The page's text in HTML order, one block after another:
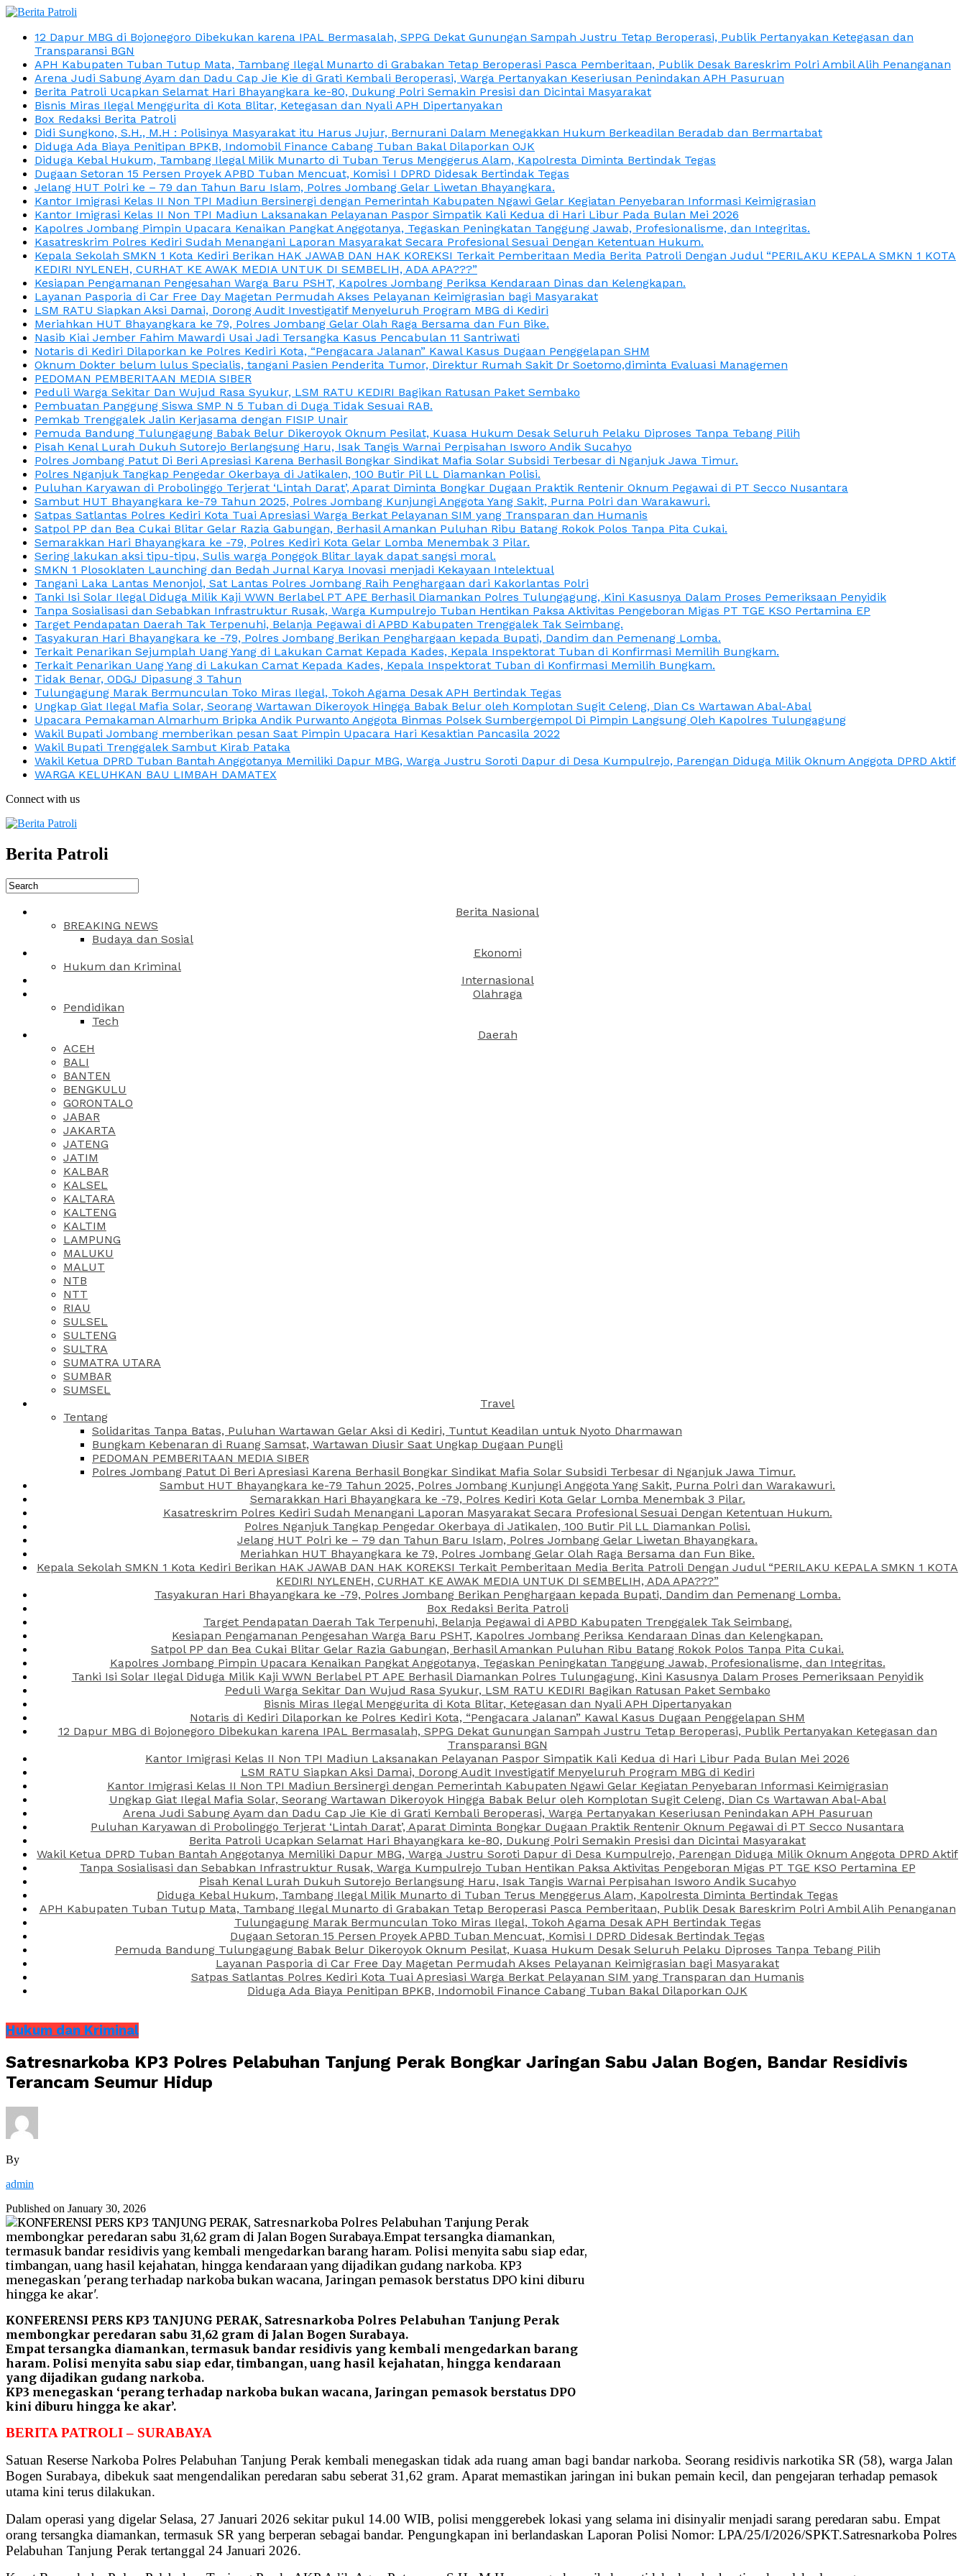
12 Dapur MBG di Bojonegoro Dibekukan karena IPAL Bermasalah, SPPG Dekat Gunungan Sampah Justru Tetap Beroperasi, Publik Pertanyakan Ketegasan dan
Transparansi BGN
APH Kabupaten Tuban Tutup Mata, Tambang Ilegal Munarto di Grabakan Tetap Beroperasi Pasca Pemberitaan, Publik Desak Bareskrim Polri Ambil Alih Penanganan
Arena Judi Sabung Ayam dan Dadu Cap Jie Kie di Grati Kembali Beroperasi, Warga Pertanyakan Keseriusan Penindakan APH Pasuruan
Berita Patroli Ucapkan Selamat Hari Bhayangkara ke-80, Dukung Polri Semakin Presisi dan Dicintai Masyarakat
Bisnis Miras Ilegal Menggurita di Kota Blitar, Ketegasan dan Nyali APH Dipertanyakan
Box Redaksi Berita Patroli
Didi Sungkono, S.H., M.H : Polisinya Masyarakat itu Harus Jujur, Bernurani Dalam Menegakkan Hukum Berkeadilan Beradab dan Bermartabat
Diduga Ada Biaya Penitipan BPKB, Indomobil Finance Cabang Tuban Bakal Dilaporkan OJK
Diduga Kebal Hukum, Tambang Ilegal Milik Munarto di Tuban Terus Menggerus Alam, Kapolresta Diminta Bertindak Tegas
Dugaan Setoran 15 Persen Proyek APBD Tuban Mencuat, Komisi I DPRD Didesak Bertindak Tegas
Jelang HUT Polri ke – 79 dan Tahun Baru Islam, Polres Jombang Gelar Liwetan Bhayangkara.
Kantor Imigrasi Kelas II Non TPI Madiun Bersinergi dengan Pemerintah Kabupaten Ngawi Gelar Kegiatan Penyebaran Informasi Keimigrasian
Kantor Imigrasi Kelas II Non TPI Madiun Laksanakan Pelayanan Paspor Simpatik Kali Kedua di Hari Libur Pada Bulan Mei 2026
Kapolres Jombang Pimpin Upacara Kenaikan Pangkat Anggotanya, Tegaskan Peningkatan Tanggung Jawab, Profesionalisme, dan Integritas.
Kasatreskrim Polres Kediri Sudah Menangani Laporan Masyarakat Secara Profesional Sesuai Dengan Ketentuan Hukum.
Kepala Sekolah SMKN 1 Kota Kediri Berikan HAK JAWAB DAN HAK KOREKSI Terkait Pemberitaan Media Berita Patroli Dengan Judul “PERILAKU KEPALA SMKN 1 KOTA
KEDIRI NYLENEH, CURHAT KE AWAK MEDIA UNTUK DI SEMBELIH, ADA APA???”
Kesiapan Pengamanan Pengesahan Warga Baru PSHT, Kapolres Jombang Periksa Kendaraan Dinas dan Kelengkapan.
Layanan Pasporia di Car Free Day Magetan Permudah Akses Pelayanan Keimigrasian bagi Masyarakat
LSM RATU Siapkan Aksi Damai, Dorong Audit Investigatif Menyeluruh Program MBG di Kediri
Meriahkan HUT Bhayangkara ke 79, Polres Jombang Gelar Olah Raga Bersama dan Fun Bike.
Nasib Kiai Jember Fahim Mawardi Usai Jadi Tersangka Kasus Pencabulan 11 Santriwati
Notaris di Kediri Dilaporkan ke Polres Kediri Kota, “Pengacara Jalanan” Kawal Kasus Dugaan Penggelapan SHM
Oknum Dokter belum lulus Specialis, tangani Pasien Penderita Tumor, Direktur Rumah Sakit Dr Soetomo,diminta Evaluasi Managemen
PEDOMAN PEMBERITAAN MEDIA SIBER
Peduli Warga Sekitar Dan Wujud Rasa Syukur, LSM RATU KEDIRI Bagikan Ratusan Paket Sembako
Pembuatan Panggung Siswa SMP N 5 Tuban di Duga Tidak Sesuai RAB.
Pemkab Trenggalek Jalin Kerjasama dengan FISIP Unair
Pemuda Bandung Tulungagung Babak Belur Dikeroyok Oknum Pesilat, Kuasa Hukum Desak Seluruh Pelaku Diproses Tanpa Tebang Pilih
Pisah Kenal Lurah Dukuh Sutorejo Berlangsung Haru, Isak Tangis Warnai Perpisahan Isworo Andik Sucahyo
Polres Jombang Patut Di Beri Apresiasi Karena Berhasil Bongkar Sindikat Mafia Solar Subsidi Terbesar di Nganjuk Jawa Timur.
Polres Nganjuk Tangkap Pengedar Okerbaya di Jatikalen, 100 Butir Pil LL Diamankan Polisi.
Puluhan Karyawan di Probolinggo Terjerat ‘Lintah Darat’, Aparat Diminta Bongkar Dugaan Praktik Rentenir Oknum Pegawai di PT Secco Nusantara
Sambut HUT Bhayangkara ke-79 Tahun 2025, Polres Jombang Kunjungi Anggota Yang Sakit, Purna Polri dan Warakawuri.
Satpas Satlantas Polres Kediri Kota Tuai Apresiasi Warga Berkat Pelayanan SIM yang Transparan dan Humanis
Satpol PP dan Bea Cukai Blitar Gelar Razia Gabungan, Berhasil Amankan Puluhan Ribu Batang Rokok Polos Tanpa Pita Cukai.
Semarakkan Hari Bhayangkara ke -79, Polres Kediri Kota Gelar Lomba Menembak 3 Pilar.
Sering lakukan aksi tipu-tipu, Sulis warga Ponggok Blitar layak dapat sangsi moral.
SMKN 1 Plosoklaten Launching dan Bedah Jurnal Karya Inovasi menjadi Kekayaan Intelektual
Tangani Laka Lantas Menonjol, Sat Lantas Polres Jombang Raih Penghargaan dari Kakorlantas Polri
Tanki Isi Solar Ilegal Diduga Milik Kaji WWN Berlabel PT APE Berhasil Diamankan Polres Tulungagung, Kini Kasusnya Dalam Proses Pemeriksaan Penyidik
Tanpa Sosialisasi dan Sebabkan Infrastruktur Rusak, Warga Kumpulrejo Tuban Hentikan Paksa Aktivitas Pengeboran Migas PT TGE KSO Pertamina EP
Target Pendapatan Daerah Tak Terpenuhi, Belanja Pegawai di APBD Kabupaten Trenggalek Tak Seimbang.
Tasyakuran Hari Bhayangkara ke -79, Polres Jombang Berikan Penghargaan kepada Bupati, Dandim dan Pemenang Lomba.
Terkait Penarikan Sejumplah Uang Yang di Lakukan Camat Kepada Kades, Kepala Inspektorat Tuban di Konfirmasi Memilih Bungkam.
Terkait Penarikan Uang Yang di Lakukan Camat Kepada Kades, Kepala Inspektorat Tuban di Konfirmasi Memilih Bungkam.
Tidak Benar, ODGJ Dipasung 3 Tahun
Tulungagung Marak Bermunculan Toko Miras Ilegal, Tokoh Agama Desak APH Bertindak Tegas
Ungkap Giat Ilegal Mafia Solar, Seorang Wartawan Dikeroyok Hingga Babak Belur oleh Komplotan Sugit Celeng, Dian Cs Wartawan Abal-Abal
Upacara Pemakaman Almarhum Bripka Andik Purwanto Anggota Binmas Polsek Sumbergempol Di Pimpin Langsung Oleh Kapolres Tulungagung
Wakil Bupati Jombang memberikan pesan Saat Pimpin Upacara Hari Kesaktian Pancasila 2022
Wakil Bupati Trenggalek Sambut Kirab Pataka
Wakil Ketua DPRD Tuban Bantah Anggotanya Memiliki Dapur MBG, Warga Justru Soroti Dapur di Desa Kumpulrejo, Parengan Diduga Milik Oknum Anggota DPRD Aktif
WARGA KELUHKAN BAU LIMBAH DAMATEX
Connect with us
Berita Patroli
Berita Nasional
BREAKING NEWS
Budaya dan Sosial
Ekonomi
Hukum dan Kriminal
Internasional
Olahraga
Pendidikan
Tech
Daerah
ACEH
BALI
BANTEN
BENGKULU
GORONTALO
JABAR
JAKARTA
JATENG
JATIM
KALBAR
KALSEL
KALTARA
KALTENG
KALTIM
LAMPUNG
MALUKU
MALUT
NTB
NTT
RIAU
SULSEL
SULTENG
SULTRA
SUMATRA UTARA
SUMBAR
SUMSEL
Travel
Tentang
Solidaritas Tanpa Batas, Puluhan Wartawan Gelar Aksi di Kediri, Tuntut Keadilan untuk Nyoto Dharmawan
Bungkam Kebenaran di Ruang Samsat, Wartawan Diusir Saat Ungkap Dugaan Pungli
PEDOMAN PEMBERITAAN MEDIA SIBER
Polres Jombang Patut Di Beri Apresiasi Karena Berhasil Bongkar Sindikat Mafia Solar Subsidi Terbesar di Nganjuk Jawa Timur.
Sambut HUT Bhayangkara ke-79 Tahun 2025, Polres Jombang Kunjungi Anggota Yang Sakit, Purna Polri dan Warakawuri.
Semarakkan Hari Bhayangkara ke -79, Polres Kediri Kota Gelar Lomba Menembak 3 Pilar.
Kasatreskrim Polres Kediri Sudah Menangani Laporan Masyarakat Secara Profesional Sesuai Dengan Ketentuan Hukum.
Polres Nganjuk Tangkap Pengedar Okerbaya di Jatikalen, 100 Butir Pil LL Diamankan Polisi.
Jelang HUT Polri ke – 79 dan Tahun Baru Islam, Polres Jombang Gelar Liwetan Bhayangkara.
Meriahkan HUT Bhayangkara ke 79, Polres Jombang Gelar Olah Raga Bersama dan Fun Bike.
Kepala Sekolah SMKN 1 Kota Kediri Berikan HAK JAWAB DAN HAK KOREKSI Terkait Pemberitaan Media Berita Patroli Dengan Judul “PERILAKU KEPALA SMKN 1 KOTA
KEDIRI NYLENEH, CURHAT KE AWAK MEDIA UNTUK DI SEMBELIH, ADA APA???”
Tasyakuran Hari Bhayangkara ke -79, Polres Jombang Berikan Penghargaan kepada Bupati, Dandim dan Pemenang Lomba.
Box Redaksi Berita Patroli
Target Pendapatan Daerah Tak Terpenuhi, Belanja Pegawai di APBD Kabupaten Trenggalek Tak Seimbang.
Kesiapan Pengamanan Pengesahan Warga Baru PSHT, Kapolres Jombang Periksa Kendaraan Dinas dan Kelengkapan.
Satpol PP dan Bea Cukai Blitar Gelar Razia Gabungan, Berhasil Amankan Puluhan Ribu Batang Rokok Polos Tanpa Pita Cukai.
Kapolres Jombang Pimpin Upacara Kenaikan Pangkat Anggotanya, Tegaskan Peningkatan Tanggung Jawab, Profesionalisme, dan Integritas.
Tanki Isi Solar Ilegal Diduga Milik Kaji WWN Berlabel PT APE Berhasil Diamankan Polres Tulungagung, Kini Kasusnya Dalam Proses Pemeriksaan Penyidik
Peduli Warga Sekitar Dan Wujud Rasa Syukur, LSM RATU KEDIRI Bagikan Ratusan Paket Sembako
Bisnis Miras Ilegal Menggurita di Kota Blitar, Ketegasan dan Nyali APH Dipertanyakan
Notaris di Kediri Dilaporkan ke Polres Kediri Kota, “Pengacara Jalanan” Kawal Kasus Dugaan Penggelapan SHM
12 Dapur MBG di Bojonegoro Dibekukan karena IPAL Bermasalah, SPPG Dekat Gunungan Sampah Justru Tetap Beroperasi, Publik Pertanyakan Ketegasan dan
Transparansi BGN
Kantor Imigrasi Kelas II Non TPI Madiun Laksanakan Pelayanan Paspor Simpatik Kali Kedua di Hari Libur Pada Bulan Mei 2026
LSM RATU Siapkan Aksi Damai, Dorong Audit Investigatif Menyeluruh Program MBG di Kediri
Kantor Imigrasi Kelas II Non TPI Madiun Bersinergi dengan Pemerintah Kabupaten Ngawi Gelar Kegiatan Penyebaran Informasi Keimigrasian
Ungkap Giat Ilegal Mafia Solar, Seorang Wartawan Dikeroyok Hingga Babak Belur oleh Komplotan Sugit Celeng, Dian Cs Wartawan Abal-Abal
Arena Judi Sabung Ayam dan Dadu Cap Jie Kie di Grati Kembali Beroperasi, Warga Pertanyakan Keseriusan Penindakan APH Pasuruan
Puluhan Karyawan di Probolinggo Terjerat ‘Lintah Darat’, Aparat Diminta Bongkar Dugaan Praktik Rentenir Oknum Pegawai di PT Secco Nusantara
Berita Patroli Ucapkan Selamat Hari Bhayangkara ke-80, Dukung Polri Semakin Presisi dan Dicintai Masyarakat
Wakil Ketua DPRD Tuban Bantah Anggotanya Memiliki Dapur MBG, Warga Justru Soroti Dapur di Desa Kumpulrejo, Parengan Diduga Milik Oknum Anggota DPRD Aktif
Tanpa Sosialisasi dan Sebabkan Infrastruktur Rusak, Warga Kumpulrejo Tuban Hentikan Paksa Aktivitas Pengeboran Migas PT TGE KSO Pertamina EP
Pisah Kenal Lurah Dukuh Sutorejo Berlangsung Haru, Isak Tangis Warnai Perpisahan Isworo Andik Sucahyo
Diduga Kebal Hukum, Tambang Ilegal Milik Munarto di Tuban Terus Menggerus Alam, Kapolresta Diminta Bertindak Tegas
APH Kabupaten Tuban Tutup Mata, Tambang Ilegal Munarto di Grabakan Tetap Beroperasi Pasca Pemberitaan, Publik Desak Bareskrim Polri Ambil Alih Penanganan
Tulungagung Marak Bermunculan Toko Miras Ilegal, Tokoh Agama Desak APH Bertindak Tegas
Dugaan Setoran 15 Persen Proyek APBD Tuban Mencuat, Komisi I DPRD Didesak Bertindak Tegas
Pemuda Bandung Tulungagung Babak Belur Dikeroyok Oknum Pesilat, Kuasa Hukum Desak Seluruh Pelaku Diproses Tanpa Tebang Pilih
Layanan Pasporia di Car Free Day Magetan Permudah Akses Pelayanan Keimigrasian bagi Masyarakat
Satpas Satlantas Polres Kediri Kota Tuai Apresiasi Warga Berkat Pelayanan SIM yang Transparan dan Humanis
Diduga Ada Biaya Penitipan BPKB, Indomobil Finance Cabang Tuban Bakal Dilaporkan OJK
Hukum dan Kriminal
Satresnarkoba KP3 Polres Pelabuhan Tanjung Perak Bongkar Jaringan Sabu Jalan Bogen, Bandar Residivis
Terancam Seumur Hidup
By
admin
Published on January 30, 2026
KONFERENSI PERS KP3 TANJUNG PERAK, Satresnarkoba Polres Pelabuhan Tanjung Perak
membongkar peredaran sabu 31,62 gram di Jalan Bogen Surabaya.
Empat tersangka diamankan, termasuk bandar residivis yang kembali mengedarkan barang
haram. Polisi menyita sabu siap edar, timbangan, uang hasil kejahatan, hingga kendaraan
yang dijadikan gudang narkoba.
KP3 menegaskan ‘perang terhadap narkoba bukan wacana, Jaringan pemasok berstatus DPO
kini diburu hingga ke akar’.
BERITA PATROLI – SURABAYA
Satuan Reserse Narkoba Polres Pelabuhan Tanjung Perak kembali menegaskan tidak ada ruang aman bagi bandar narkoba. Seorang residivis narkotika SR (58), warga Jalan
Bogen Surabaya, dibekuk saat mengendalikan peredaran sabu seberat 31,62 gram. Aparat memastikan jaringan ini bukan pemain kecil, dan pengejaran terhadap pemasok
utama kini terus dilakukan.
Dalam operasi yang digelar Selasa, 27 Januari 2026 sekitar pukul 14.00 WIB, polisi menggerebek lokasi yang selama ini disinyalir menjadi sarang peredaran sabu. Empat
orang tersangka diamankan, termasuk SR yang berperan sebagai bandar. Pengungkapan ini berlandaskan Laporan Polisi Nomor: LPA/25/I/2026/SPKT.Satresnarkoba Polres
Pelabuhan Tanjung Perak tertanggal 24 Januari 2026.